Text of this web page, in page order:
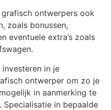
grafisch ontwerpers ook
zoals bonussen,
eventuele extra’s zoals
in je
ontwerper om zo je
in aanmerking te
Specialisatie in bepaalde